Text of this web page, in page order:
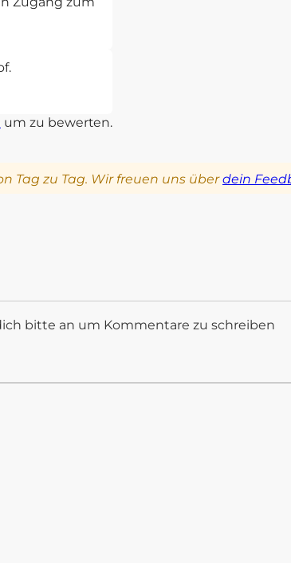
um zu bewerten.
Tag zu Tag. Wir freuen uns überdein
bitte an um Kommentare zu schreiben